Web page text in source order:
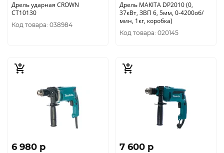
Дрель ударная CROWN
CT10130
Код товара: 038984
Дрель MAKITA DP2010 (0,
37кВт, ЗВП 6, 5мм, 0-4200об/
мин, 1кг, коробка)
Код товара: 020145
6 980 p 7 600 p